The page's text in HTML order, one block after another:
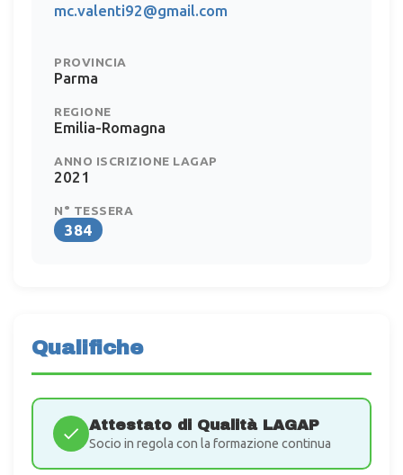
mc.valenti92@gmail.com
PROVINCIA
Parma
REGIONE
Emilia-Romagna
ANNO ISCRIZIONE LAGAP
2021
N° TESSERA
384
Qualifiche
Attestato di Qualità LAGAP
Socio in regola con la formazione continua